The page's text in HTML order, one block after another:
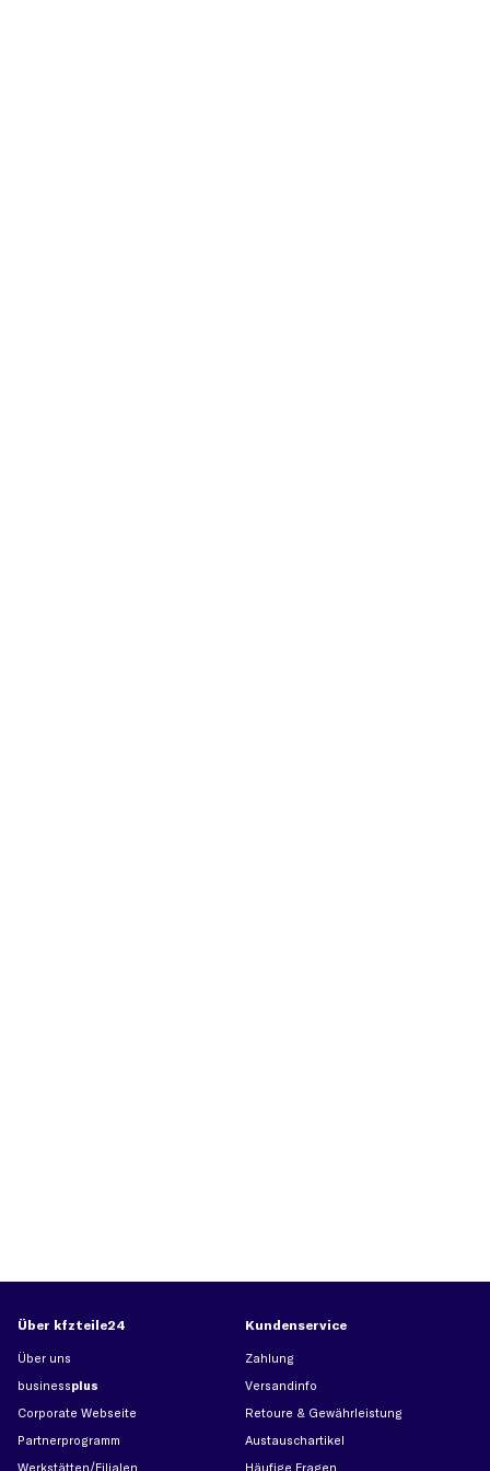
Über kfzteile24
Über uns
businessplus
Corporate Webseite
Partnerprogramm
Kundenservice
Zahlung
Versandinfo
Retoure & Gewährleistung
Austauschartikel